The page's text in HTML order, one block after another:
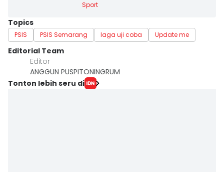
Sport
Topics
PSIS PSIS Semarang laga uji coba Update me
Editorial Team
Editor
ANGGUN PUSPITONINGRUM
Tonton lebih seru di